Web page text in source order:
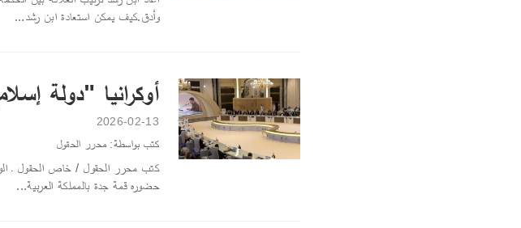
وأدق.كيف يمكن استعادة ابن رشد...
أوكرانيا "دولة
2026-02-13
كتب بواسطة: محرر الحقول
كتب محرر الحقول / خاص الحقول ـ
حضوره قمة جدة بالمملكة العربية...